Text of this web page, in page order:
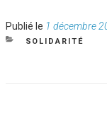
Publié le Publié
le
1 décembre
CATÉGORIES
SOLIDARITÉ